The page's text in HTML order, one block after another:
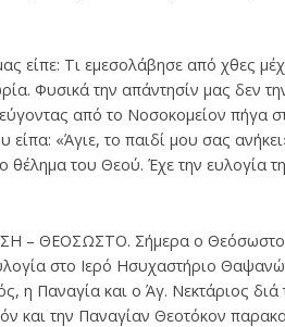
είπε: Τι εμεσολάβησε από χθες
Φυσικά την απάντησίν μας δεν
από το Νοσοκομείον πήγα
«Άγιε, το παιδί μου σας
του Θεού. Έχε την ευλογία
– ΘΕΟΣΩΣΤΟ. Σήμερα ο
στο Ιερό Ησυχαστήριο
η Παναγία και ο Άγ. Νεκτάριος
και την Παναγίαν Θεοτόκον